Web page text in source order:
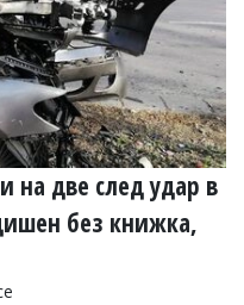
на две след удар в
без книжка,